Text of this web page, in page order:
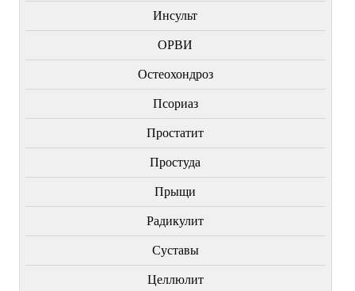
Инсульт
ОРВИ
Остеохондроз
Пcориаз
Простатит
Простуда
Прыщи
Радикулит
Суставы
Целлюлит